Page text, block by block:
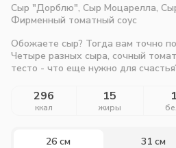
Сыр "Дорблю", Сыр Моцарелла,
Фирменный томатный соус
Обожаете сыр? Тогда вам точно
Четыре разных сыра, сочный
тесто - что еще нужно для
296
ккал
15
жиры
26 см 31 см